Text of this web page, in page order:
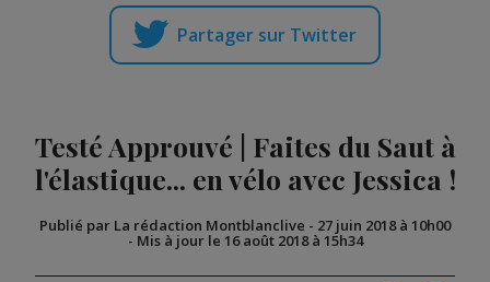
Partager sur Twitter
Testé Approuvé | Faites du Saut à
l'élastique... en vélo avec Jessica !
Publié par La rédaction Montblanclive - 27 juin 2018 à 10h00
- Mis à jour le 16 août 2018 à 15h34